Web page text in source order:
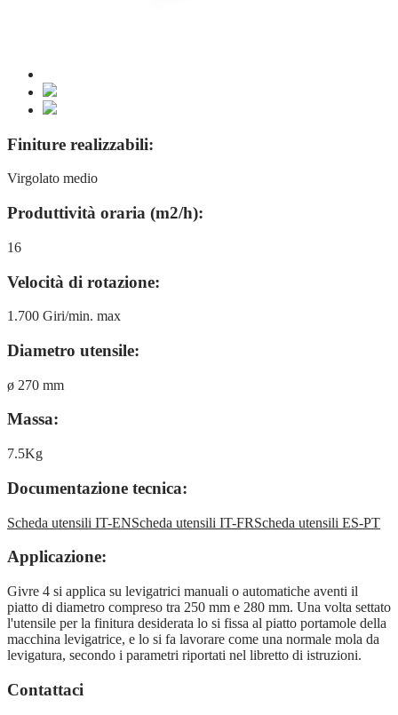
Finiture realizzabili:
Virgolato medio
Produttività oraria (m2/h):
16
Velocità di rotazione:
1.700 Giri/min. max
Diametro utensile:
ø 270 mm
Massa:
7.5Kg
Documentazione tecnica:
Scheda utensili IT-ENScheda utensili IT-FRScheda utensili ES-PT
Applicazione:
Givre 4 si applica su levigatrici manuali o automatiche aventi il
piatto di diametro compreso tra 250 mm e 280 mm. Una volta settato
l'utensile per la finitura desiderata lo si fissa al piatto portamole della
macchina levigatrice, e lo si fa lavorare come una normale mola da
levigatura, secondo i parametri riportati nel libretto di istruzioni.
Contattaci